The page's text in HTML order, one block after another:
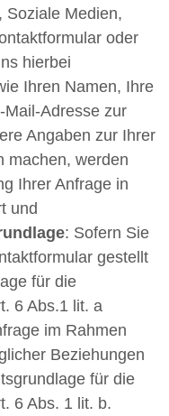
Soziale Medien,
oder
hierbei
Ihren Namen, Ihre
Mail-Adresse zur
Angaben zur Ihrer
machen, werden
Ihrer Anfrage in
und
: Sofern Sie
gestellt
für die
6 Abs.1 lit. a
im Rahmen
Beziehungen
für die
6 Abs. 1 lit. b.